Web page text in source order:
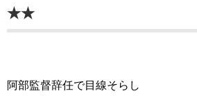
★★
阿部監督辞任で目線そらし